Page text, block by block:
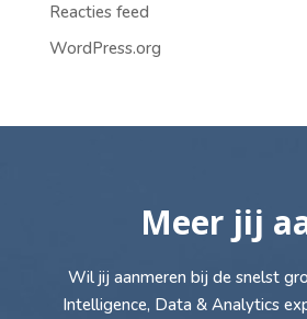
Reacties feed
WordPress.org
Meer jij
Wil jij aanmeren bij de snelst
Intelligence, Data & Analytics